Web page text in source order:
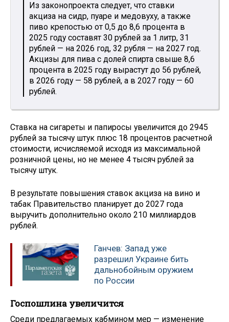
Из законопроекта следует, что ставки
акциза на сидр, пуаре и медовуху, а также
пиво крепостью от 0,5 до 8,6 процента в
2025 году составят 30 рублей за 1 литр, 31
рублей — на 2026 год, 32 рубля — на 2027 год.
Акцизы для пива с долей спирта свыше 8,6
процента в 2025 году вырастут до 56 рублей,
в 2026 году — 58 рублей, а в 2027 году — 60
рублей.
Ставка на сигареты и папиросы увеличится до 2945
рублей за тысячу штук плюс 18 процентов расчетной
стоимости, исчисляемой исходя из максимальной
розничной цены, но не менее 4 тысяч рублей за
тысячу штук.
В результате повышения ставок акциза на вино и
табак Правительство планирует до 2027 года
выручить дополнительно около 210 миллиардов
рублей.
Ганчев: Запад уже
разрешил Украине бить
дальнобойным оружием
по России
Госпошлина увеличится
Среди предлагаемых кабмином мер — изменение